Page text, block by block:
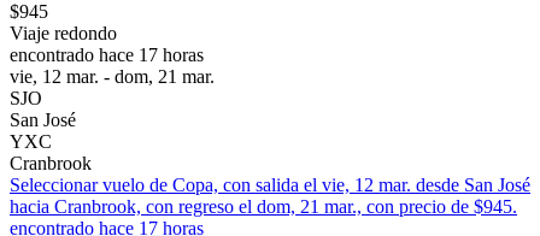
$945
Viaje redondo
encontrado hace 17 horas
vie, 12 mar. - dom, 21 mar.
SJO
San José
YXC
Cranbrook
Seleccionar vuelo de Copa, con salida el vie, 12 mar. desde San José
hacia Cranbrook, con regreso el dom, 21 mar., con precio de $945.
encontrado hace 17 horas